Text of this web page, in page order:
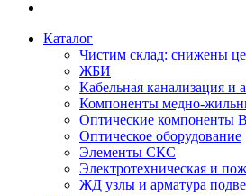
Каталог
Чистим склад: снижены
ЖБИ
Кабельная канализация и
Компоненты медно-
Оптические компоненты
Оптическое оборудование
Элементы СКС
Электротехническая и
ЖД узлы и арматура